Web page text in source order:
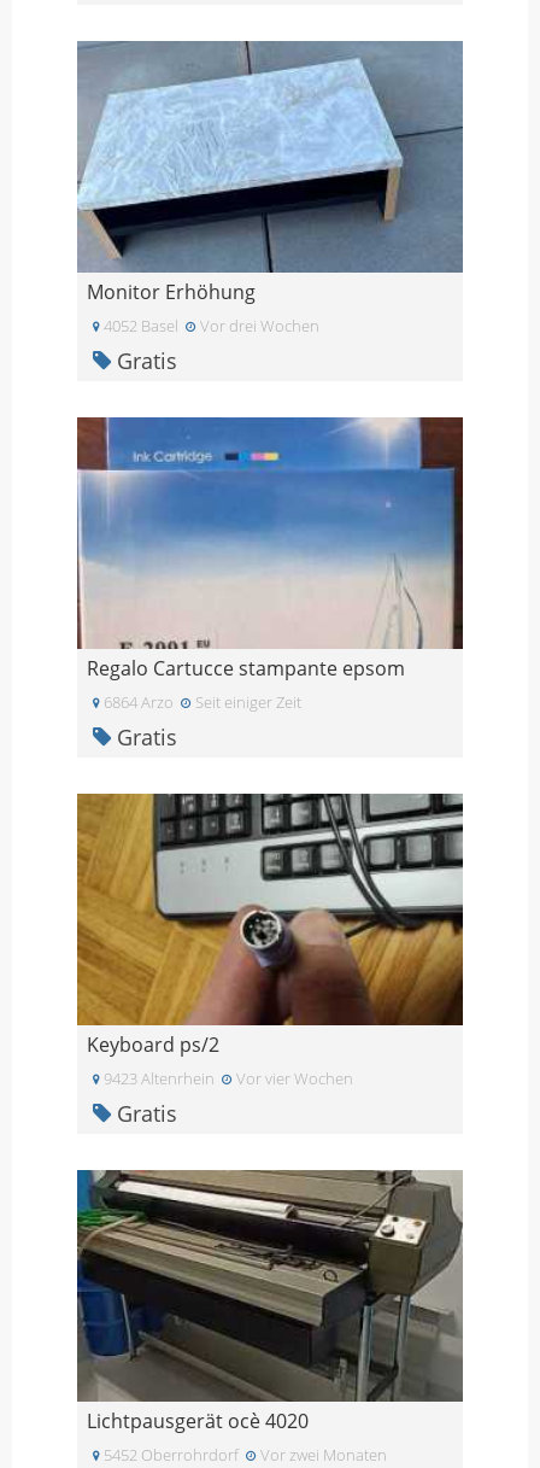
Monitor Erhöhung
4052 Basel Vor drei Wochen
Gratis
Regalo Cartucce stampante epsom
6864 Arzo Seit einiger Zeit
Gratis
Keyboard ps/2
9423 Altenrhein Vor vier Wochen
Gratis
Lichtpausgerät ocè 4020
5452 Oberrohrdorf Vor zwei Monaten